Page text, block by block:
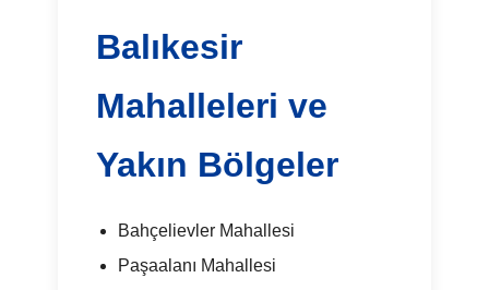
Balıkesir
Mahalleleri ve
Yakın Bölgeler
Bahçelievler Mahallesi
Paşaalanı Mahallesi